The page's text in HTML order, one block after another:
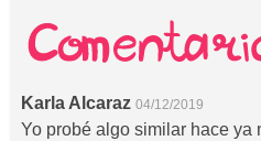
Karla Alcaraz 04/12/2019
Yo probé algo similar hace ya